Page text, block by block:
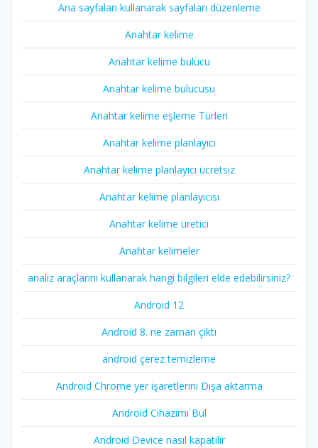
Ana sayfaları kullanarak sayfaları düzenleme
Anahtar kelime
Anahtar kelime bulucu
Anahtar kelime bulucusu
Anahtar kelime eşleme Türleri
Anahtar kelime planlayıcı
Anahtar kelime planlayıcı ücretsiz
Anahtar kelime planlayıcısı
Anahtar kelime üretici
Anahtar kelimeler
analiz araçlarını kullanarak hangi bilgileri elde edebilirsiniz?
Android 12
Android 8. ne zaman çıktı
android çerez temizleme
Android Chrome yer işaretlerini Dışa aktarma
Android Cihazımı Bul
Android Device nasıl kapatilir